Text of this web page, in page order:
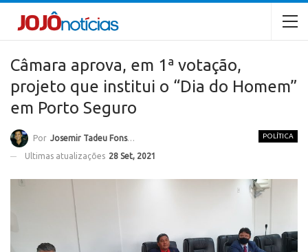
Câmara aprova, em 1ª votação,
projeto que institui o “Dia do Homem”
em Porto Seguro
POLÍTICA
Por Josemir Tadeu Fonseca
Ultimas atualizações 28 Set, 2021